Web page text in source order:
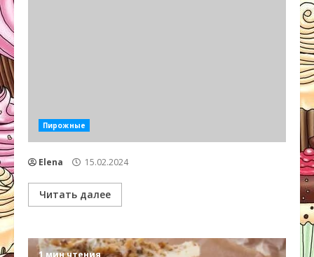
Пирожные
Elena 15.02.2024
Читать далее
1 мин чтения